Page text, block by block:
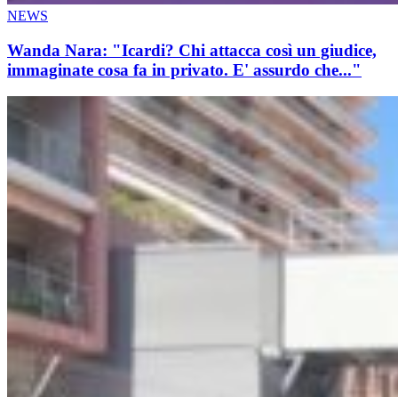
NEWS
Wanda Nara: "Icardi? Chi attacca così un giudice,
immaginate cosa fa in privato. E' assurdo che..."